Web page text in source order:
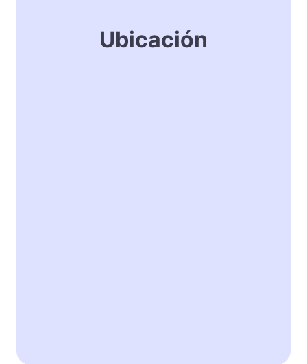
Ubicación